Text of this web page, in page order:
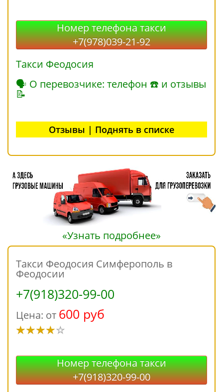
Номер телефона такси
+7(978)039-21-92
Такси Феодосия
🗣 О перевозчике: телефон ☎ и отзывы
📝
Отзывы | Поднять в списке
«Узнать подробнее»
Такси Феодосия Симферополь в
Феодосии
+7(918)320-99-00
Цена: от 600 руб
Номер телефона такси
+7(918)320-99-00